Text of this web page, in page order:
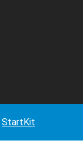
StartKit